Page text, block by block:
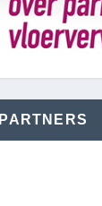
PARTNERS